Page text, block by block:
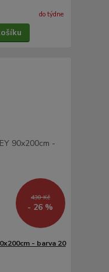
do týdne
430 Kč
- 26 %
- barva 20